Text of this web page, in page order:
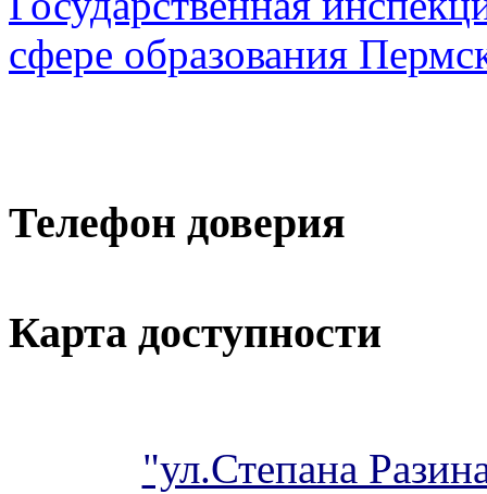
сфере образования
Телефон доверия
Карта доступности
"ул.Степана